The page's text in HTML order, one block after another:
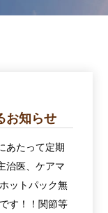
お知らせ
あたって定期
治医、ケアマ
ットパック無
す！！関節等